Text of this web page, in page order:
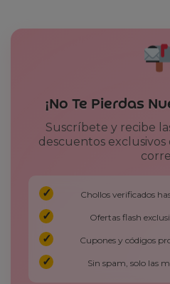
¡No Te Pierdas
Suscríbete y recibe
descuentos
Chollos verificados
Ofertas flash
Cupones y códigos
Sin spam, solo las